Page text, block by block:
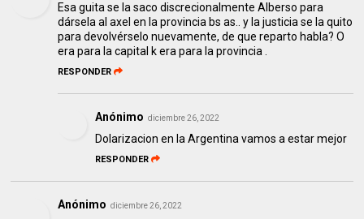
Esa guita se la saco discrecionalmente Alberso para
dársela al axel en la provincia bs as.. y la justicia se la quito
para devolvérselo nuevamente, de que reparto habla? O
era para la capital k era para la provincia .
RESPONDER
Anónimo diciembre 26, 2022
Dolarizacion en la Argentina vamos a estar mejor
RESPONDER
Anónimo diciembre 26, 2022